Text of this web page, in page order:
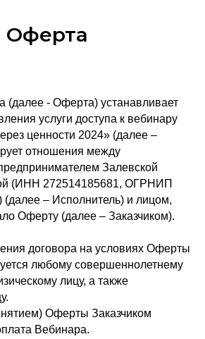
Оферта
(далее - Оферта) устанавливает
услуги доступа к вебинару
ценности 2024» (далее –
отношения между
Залевской
(ИНН 272514185681, ОГРНИП
– Исполнитель) и лицом,
Оферту (далее – Заказчиком).
договора на условиях Оферты
любому совершеннолетнему
лицу, а также
Оферты Заказчиком
Вебинара.